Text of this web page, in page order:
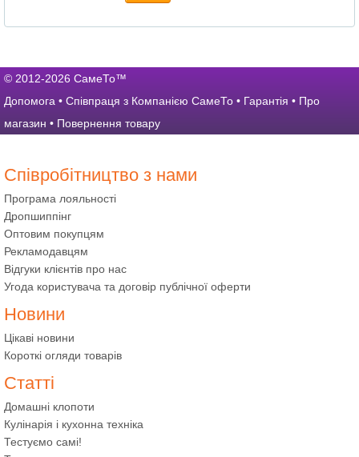
© 2012-2026 СамеТо™
Допомога • Співпраця з Компанією СамеТо • Гарантія • Про
магазин • Повернення товару
Співробітництво з нами
Програма лояльності
Дропшиппінг
Оптовим покупцям
Рекламодавцям
Відгуки клієнтів про нас
Угода користувача та договір публічної оферти
Новини
Цікаві новини
Короткі огляди товарів
Статті
Домашні клопоти
Кулінарія і кухонна техніка
Тестуємо самі!